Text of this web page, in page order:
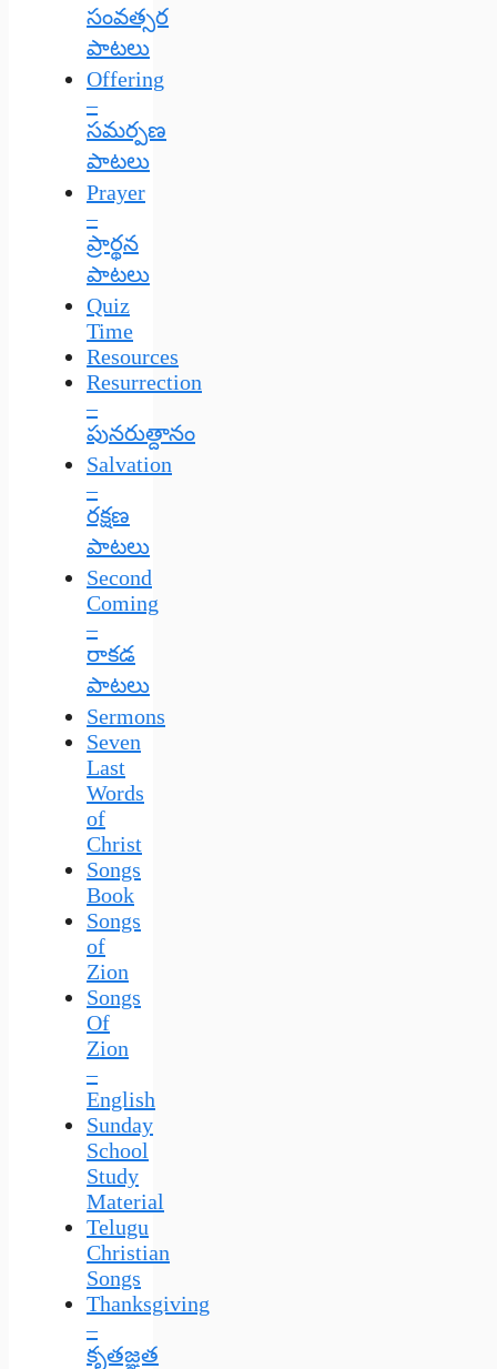
సంవత్సర
పాటలు
Offering
–
సమర్పణ
పాటలు
Prayer
–
ప్రార్థన
పాటలు
Quiz
Time
Resources
Resurrection
–
పునరుత్దానం
Salvation
–
రక్షణ
పాటలు
Second
Coming
–
రాకడ
పాటలు
Sermons
Seven
Last
Words
of
Christ
Songs
Book
Songs
of
Zion
Songs
Of
Zion
–
English
Sunday
School
Study
Material
Telugu
Christian
Songs
Thanksgiving
–
కృతజ్ఞత